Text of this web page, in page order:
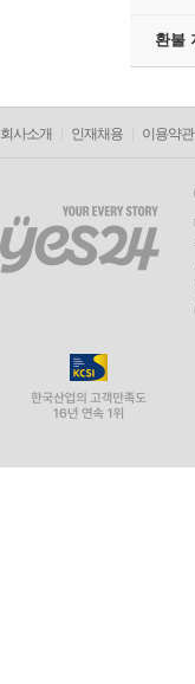
환불
회사소개 인재채용 이용약관